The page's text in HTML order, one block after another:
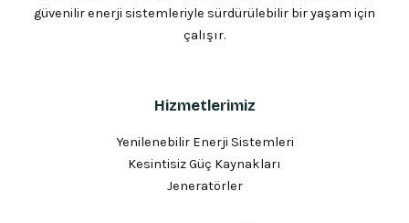
güvenilir enerji sistemleriyle sürdürülebilir bir yaşam için
çalışır.
Hizmetlerimiz
Yenilenebilir Enerji Sistemleri
Kesintisiz Güç Kaynakları
Jeneratörler